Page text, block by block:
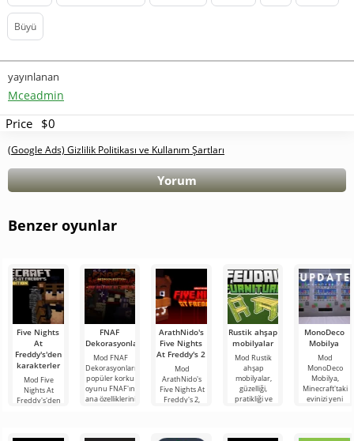
Büyü
yayınlanan
Mceadmin
Price $0
(Google Ads) Gizlilik Politikası ve Kullanım Şartları
Yorum
Benzer oyunlar
Five Nights
At
Freddy's'den
karakterler
Mod Five
Nights At
Freddy's'den
FNAF
Dekorasyonları
Mod FNAF
Dekorasyonları,
popüler korku
oyunu FNAF'ın
ana özelliklerini
ArathNido's
Five Nights
At Freddy's 2
Mod
ArathNido's
Five Nights At
Freddy's 2,
Rustik ahşap
mobilyalar
Mod Rustik
ahşap
mobilyalar,
güzelliği,
pratikliği ve
MonoDeco
Mobilya
Mod
MonoDeco
Mobilya,
Minecraft'taki
evinizi yeni